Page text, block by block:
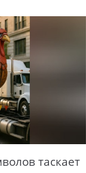
таскает